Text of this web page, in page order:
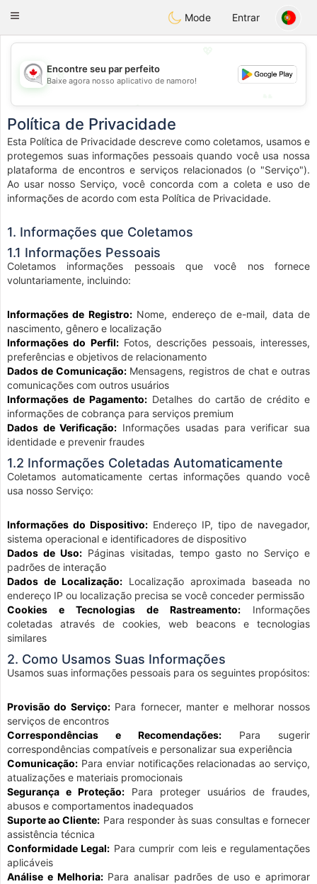
CANADIANchat
Toggle
Mode Entrar
💖
💕
Encontre seu par perfeito
Baixe agora nosso aplicativo de namoro!
Política de Privacidade
Esta Política de Privacidade descreve como coletamos, usamos e
protegemos suas informações pessoais quando você usa nossa
plataforma de encontros e serviços relacionados (o "Serviço").
Ao usar nosso Serviço, você concorda com a coleta e uso de
informações de acordo com esta Política de Privacidade.
1. Informações que Coletamos
1.1 Informações Pessoais
Coletamos informações pessoais que você nos fornece
voluntariamente, incluindo:
Informações de Registro:Nome, endereço de e-mail, data de
nascimento, gênero e localização
Informações do Perfil:Fotos, descrições pessoais, interesses,
preferências e objetivos de relacionamento
Dados de Comunicação:Mensagens, registros de chat e outras
comunicações com outros usuários
Informações de Pagamento: Detalhes do cartão de crédito e
informações de cobrança para serviços premium
Dados de Verificação: Informações usadas para verificar sua
identidade e prevenir fraudes
1.2 Informações Coletadas Automaticamente
Coletamos automaticamente certas informações quando você
usa nosso Serviço:
Informações do Dispositivo: Endereço IP, tipo de navegador,
sistema operacional e identificadores de dispositivo
Dados de Uso: Páginas visitadas, tempo gasto no Serviço e
padrões de interação
Dados de Localização: Localização aproximada baseada no
endereço IP ou localização precisa se você conceder permissão
Cookies e Tecnologias de Rastreamento: Informações
coletadas através de cookies, web beacons e tecnologias
similares
2. Como Usamos Suas Informações
Usamos suas informações pessoais para os seguintes propósitos:
Provisão do Serviço:Para fornecer, manter e melhorar nossos
serviços de encontros
Correspondências e Recomendações: Para sugerir
correspondências compatíveis e personalizar sua experiência
Comunicação: Para enviar notificações relacionadas ao serviço,
atualizações e materiais promocionais
Segurança e Proteção: Para proteger usuários de fraudes,
abusos e comportamentos inadequados
Suporte ao Cliente: Para responder às suas consultas e fornecer
assistência técnica
Conformidade Legal: Para cumprir com leis e regulamentações
aplicáveis
Análise e Melhoria:Para analisar padrões de uso e aprimorar